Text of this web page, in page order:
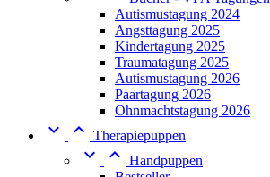
Autismustagung 2024
Angsttagung 2025
Kindertagung 2025
Traumatagung 2025
Autismustagung 2026
Paartagung 2026
Ohnmachtstagung 2026
  Therapiepuppen
  Handpuppen